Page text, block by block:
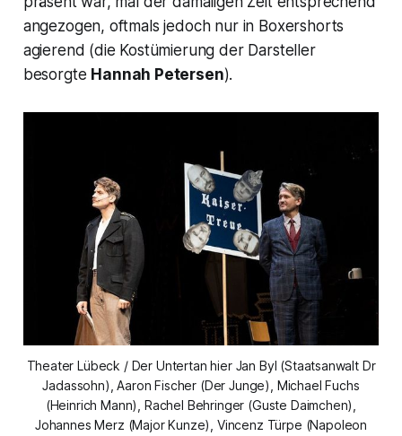
angezogen, oftmals jedoch nur in Boxershorts
agierend (die Kostümierung der Darsteller
besorgte Hannah Petersen).
Theater Lübeck / Der Untertan hier Jan Byl (Staatsanwalt Dr
Jadassohn), Aaron Fischer (Der Junge), Michael Fuchs
(Heinrich Mann), Rachel Behringer (Guste Daimchen),
Johannes Merz (Major Kunze), Vincenz Türpe (Napoleon